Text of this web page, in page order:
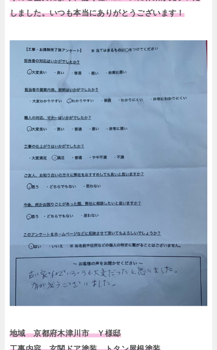
しました。いつも本当にありがとうございます！
地域 京都府木津川市 Ｙ様邸